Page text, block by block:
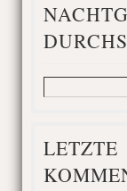
LETZTE